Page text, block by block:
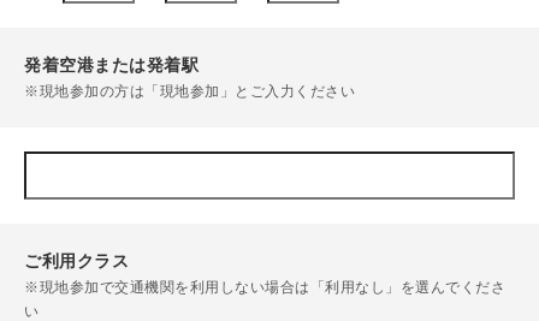
発着空港または発着駅
※現地参加の方は「現地参加」とご入力ください
ご利用クラス
※現地参加で交通機関を利用しない場合は「利用なし」を選んでくださ
い